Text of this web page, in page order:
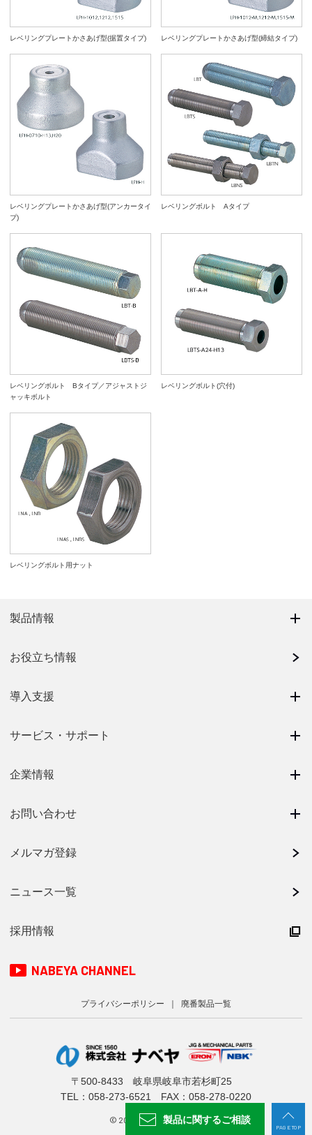
レベリングプレートかさあげ型(据置タイプ) レベリングプレートかさあげ型(締結タイプ)
レベリングプレートかさあげ型(アンカータイ
プ)
レベリングボルト Aタイプ
レベリングボルト Bタイプ／アジャストジ
ャッキボルト
レベリングボルト(穴付)
レベリングボルト用ナット
製品に関するご相談
PAGE TOP
製品情報
お役立ち情報
導入支援
サービス・サポート
企業情報
お問い合わせ
メルマガ登録
ニュース一覧
採用情報
NABEYA CHANNEL
プライバシーポリシー 廃番製品一覧
〒500-8433 岐阜県岐阜市若杉町25
TEL： 058-273-6521 FAX：058-278-0220
© 2024 NABEYA CO., LTD.